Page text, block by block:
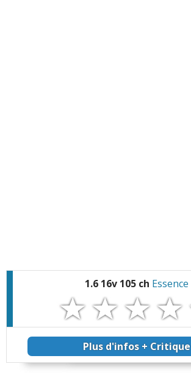
1.6 16v 105 ch Essence
Plus d'infos + Critique